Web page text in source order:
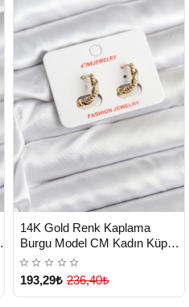
TESLİMAT
14K Gold Renk Kaplama
Burgu Model CM Kadın Küpe -
Lisinya
193,29₺ 236,40₺